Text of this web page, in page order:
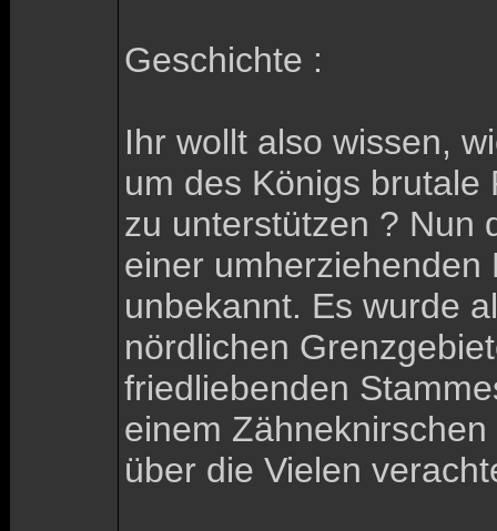
Geschichte :
Ihr wollt also wissen,
um des Königs
zu unterstützen ? Nun
einer umherziehenden
unbekannt. Es wurde
nördlichen
friedliebenden
einem
über die Vielen